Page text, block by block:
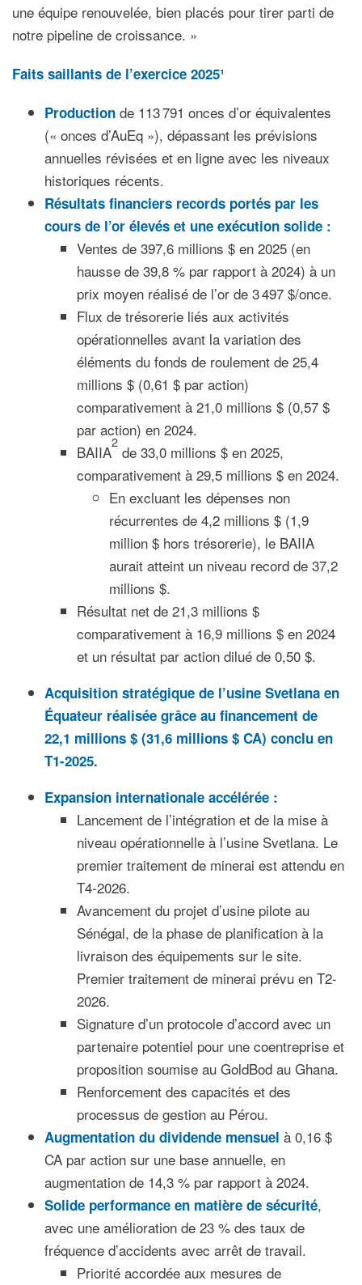
une équipe renouvelée, bien placés pour tirer parti de
notre pipeline de croissance. »
Faits saillants de l’exercice 2025¹
Production de 113 791 onces d’or équivalentes
(« onces d’AuEq »), dépassant les prévisions
annuelles révisées et en ligne avec les niveaux
historiques récents.
Résultats financiers records portés par les
cours de l’or élevés et une exécution solide :
Ventes de 397,6 millions $ en 2025 (en
hausse de 39,8 % par rapport à 2024) à un
prix moyen réalisé de l’or de 3 497 $/once.
Flux de trésorerie liés aux activités
opérationnelles avant la variation des
éléments du fonds de roulement de 25,4
millions $ (0,61 $ par action)
comparativement à 21,0 millions $ (0,57 $
par action) en 2024.
BAIIA
2
de 33,0 millions $ en 2025,
comparativement à 29,5 millions $ en 2024.
En excluant les dépenses non
récurrentes de 4,2 millions $ (1,9
million $ hors trésorerie), le BAIIA
aurait atteint un niveau record de 37,2
millions $.
Résultat net de 21,3 millions $
comparativement à 16,9 millions $ en 2024
et un résultat par action dilué de 0,50 $.
Acquisition stratégique de l’usine Svetlana en
Équateur réalisée grâce au financement de
22,1 millions $ (31,6 millions $ CA) conclu en
T1-2025.
Expansion internationale accélérée :
Lancement de l’intégration et de la mise à
niveau opérationnelle à l’usine Svetlana. Le
premier traitement de minerai est attendu en
T4-2026.
Avancement du projet d’usine pilote au
Sénégal, de la phase de planification à la
livraison des équipements sur le site.
Premier traitement de minerai prévu en T2-
2026.
Signature d’un protocole d’accord avec un
partenaire potentiel pour une coentreprise et
proposition soumise au GoldBod au Ghana.
Renforcement des capacités et des
processus de gestion au Pérou.
Augmentation du dividende mensuel à 0,16 $
CA par action sur une base annuelle, en
augmentation de 14,3 % par rapport à 2024.
Solide performance en matière de sécurité,
avec une amélioration de 23 % des taux de
fréquence d’accidents avec arrêt de travail.
Priorité accordée aux mesures de